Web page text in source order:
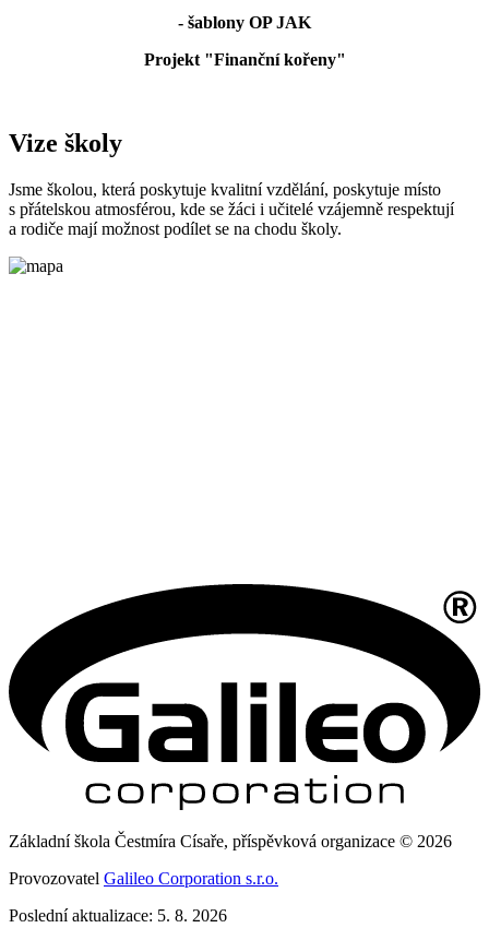
- šablony OP JAK
Projekt "Finanční kořeny"
Vize školy
Jsme školou, která poskytuje kvalitní vzdělání, poskytuje místo
s přátelskou atmosférou, kde se žáci i učitelé vzájemně respektují
a rodiče mají možnost podílet se na chodu školy.
Základní škola Čestmíra Císaře, příspěvková organizace © 2026
Provozovatel Galileo Corporation s.r.o.
Poslední aktualizace: 5. 8. 2026